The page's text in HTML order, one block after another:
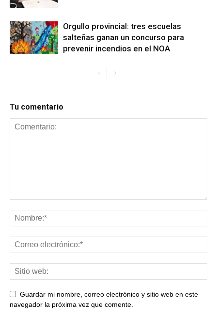
Orgullo provincial: tres escuelas
salteñas ganan un concurso para
prevenir incendios en el NOA
Tu comentario
Guardar mi nombre, correo electrónico y sitio web en este
navegador la próxima vez que comente.